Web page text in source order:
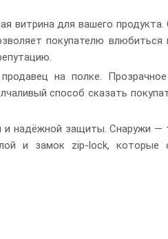
витрина для вашего
покупателю
на полке.
способ сказать
и надёжной защиты. Снаружи
и замок zip-lock,